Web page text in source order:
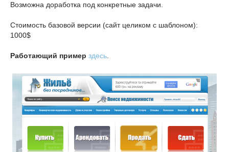
Возможна доработка под конкретные задачи.
Стоимость базовой версии (сайт целиком с шаблоном):
1000$
Работающий пример здесь